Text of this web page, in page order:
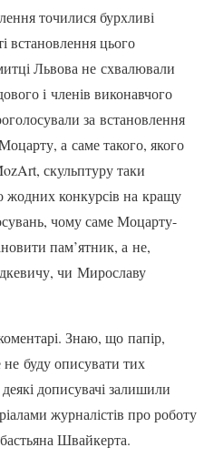
точилися бурхливі
встановлення цього
Львова не схвалювали
і членів виконавчого
за встановлення
а саме такого, якого
скульптуру таки
жодних конкурсів на кращу
чому саме Моцарту-
пам’ятник, а не,
чи Мирославу
Знаю, що папір,
буду описувати тих
дописувачі залишили
журналістів про роботу
Швайкерта.